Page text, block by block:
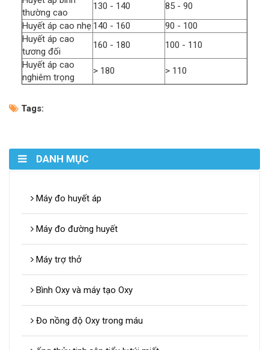
thường cao
130 - 140
85 - 90
Huyết áp cao nhẹ 140 - 160
90 - 100
Huyết áp cao
tương đối
160 - 180
100 - 110
Huyết áp cao
nghiêm trọng
> 180 > 110
Tags:
DANH MỤC
Máy đo huyết áp
Máy đo đường huyết
Máy trợ thở
Bình Oxy và máy tạo Oxy
Đo nồng độ Oxy trong máu